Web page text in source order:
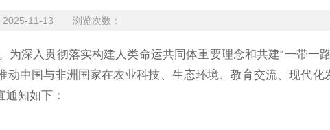
2025-11-13 浏览次数：
深入贯彻落实构建人类命运共同体重要理念和共建“一带一
中国与非洲国家在农业科技、生态环境、教育交流、现代化
知如下：